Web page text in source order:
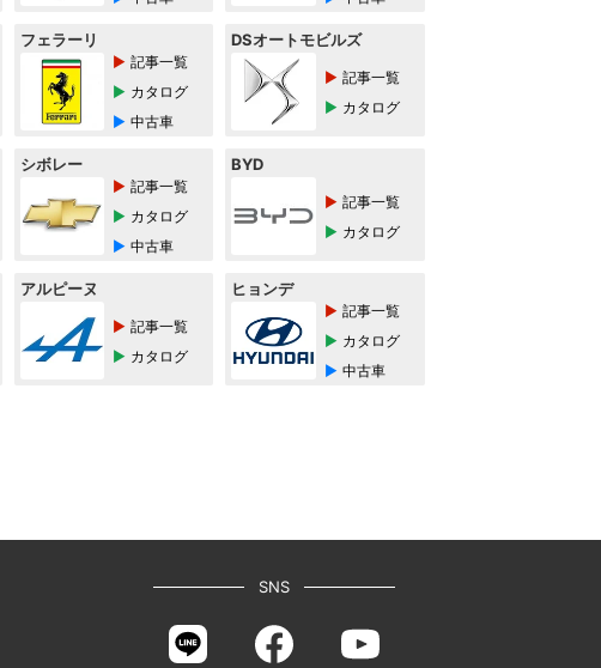
フェラーリ
記事一覧
カタログ
中古車
DSオートモビルズ
記事一覧
カタログ
シボレー
記事一覧
カタログ
中古車
BYD
記事一覧
カタログ
アルピーヌ
記事一覧
カタログ
ヒョンデ
記事一覧
カタログ
中古車
SNS